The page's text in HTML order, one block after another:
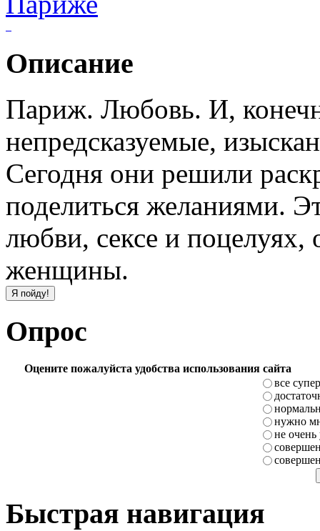
Описание
Париж. Любовь. И,
непредсказуемые,
Сегодня они решили
поделиться желаниями.
любви, сексе и поцелуях,
женщины.
Опрос
Оцените пожалуйста удобства использования сайта
все супер
нужно
не очень
Быстрая навигация